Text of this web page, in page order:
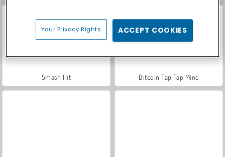
Smash Hit Bitcoin Tap Tap Mine
Your Privacy Rights ACCEPT COOKIES